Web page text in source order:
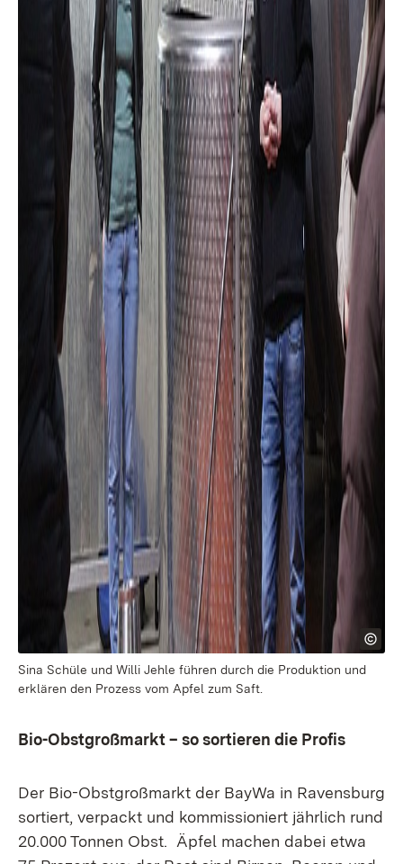
Sina Schüle und Willi Jehle führen durch die Produktion und
erklären den Prozess vom Apfel zum Saft.
Bio-Obstgroßmarkt – so sortieren die Profis
Der Bio-Obstgroßmarkt der BayWa in Ravensburg
sortiert, verpackt und kommissioniert jährlich rund
20.000 Tonnen Obst. Äpfel machen dabei etwa